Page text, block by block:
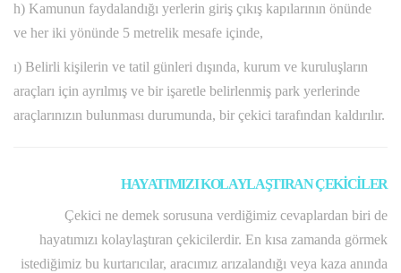
h) Kamunun faydalandığı yerlerin giriş çıkış kapılarının önünde
ve her iki yönünde 5 metrelik mesafe içinde,
ı) Belirli kişilerin ve tatil günleri dışında, kurum ve kuruluşların
araçları için ayrılmış ve bir işaretle belirlenmiş park yerlerinde
araçlarınızın bulunması durumunda, bir çekici tarafından kaldırılır.
HAYATIMIZI KOLAYLAŞTIRAN ÇEKİCİLER
Çekici ne demek sorusuna verdiğimiz cevaplardan biri de
hayatımızı kolaylaştıran çekicilerdir. En kısa zamanda görmek
istediğimiz bu kurtarıcılar, aracımız arızalandığı veya kaza anında